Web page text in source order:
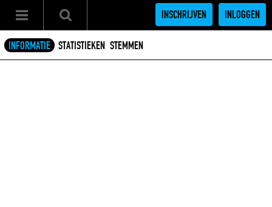
INSCHRIJVEN INLOGGEN
INFORMATIE STATISTIEKEN STEMMEN